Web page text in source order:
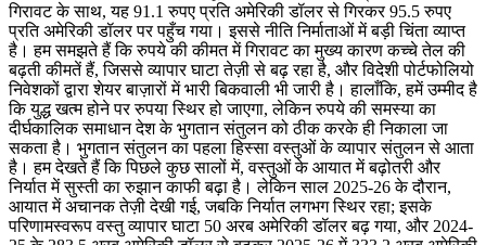
गिरावट के साथ, यह 91.1 रुपए प्रति अमेरिकी डॉलर से गिरकर 95.5 रुपए
प्रति अमेरिकी डॉलर पर पहुँच गया। इससे नीति निर्माताओं में बड़ी चिंता व्याप्त
है। हम समझते हैं कि रुपये की कीमत में गिरावट का मुख्य कारण कच्चे तेल की
बढ़ती कीमतें हैं, जिससे व्यापार घाटा तेज़ी से बढ़ रहा है, और विदेशी पोर्टफोलियो
निवेशकों द्वारा शेयर बाज़ारों में भारी बिकवाली भी जारी है। हालाँकि, हमें उम्मीद है
कि युद्ध खत्म होने पर रुपया स्थिर हो जाएगा, लेकिन रुपये की समस्या का
दीर्घकालिक समाधान देश के भुगतान संतुलन को ठीक करके ही निकाला जा
सकता है। भुगतान संतुलन का पहला हिस्सा वस्तुओं के व्यापार संतुलन से आता
है। हम देखते हैं कि पिछले कुछ सालों में, वस्तुओं के आयात में बढ़ोतरी और
निर्यात में सुस्ती का रुझान काफी बढ़ा है। लेकिन साल 2025-26 के दौरान,
आयात में अचानक तेज़ी देखी गई, जबकि निर्यात लगभग स्थिर रहा; इसके
परिणामस्वरूप वस्तु व्यापार घाटा 50 अरब अमेरिकी डॉलर बढ़ गया, और 2024-